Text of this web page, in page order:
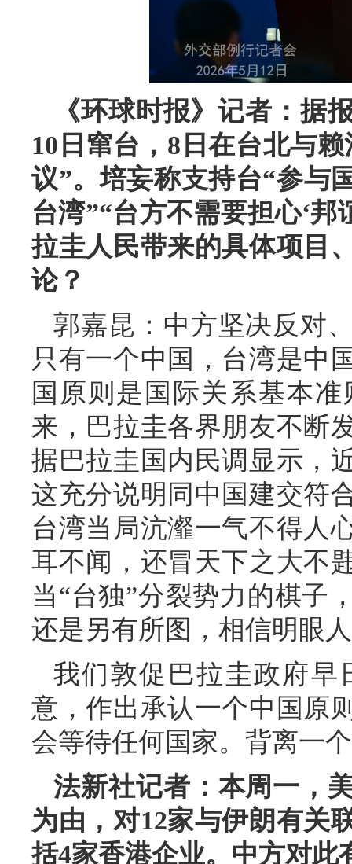
《环球时报》记者：据
10日窜台，8日在台北与
议”。培妄称支持台“参与
台湾”“台方不需要担心‘
拉圭人民带来的具体项目
论？
郭嘉昆：中方坚决反对
只有一个中国，台湾是中
国原则是国际关系基本
来，巴拉圭各界朋友不断
据巴拉圭国内民调显示，
这充分说明同中国建交符
台湾当局沆瀣一气不得人
耳不闻，还冒天下之大不
当“台独”分裂势力的棋子
还是另有所图，相信明眼
我们敦促巴拉圭政府早
意，作出承认一个中国原
会等待任何国家。背离一
法新社记者：本周一，
为由，对12家与伊朗有关
括4家香港企业。中方对此